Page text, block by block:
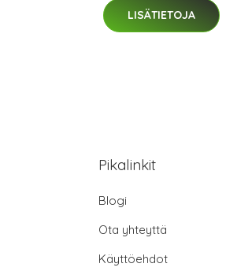
LISÄTIETOJA
Pikalinkit
Blogi
Ota yhteyttä
Käyttöehdot